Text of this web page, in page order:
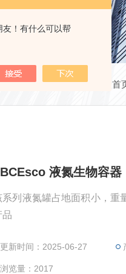
友！有什么可以帮
当前位置： 首
液氮生物容器
系列液氮罐占地面积小，重
品
更新时间：2025-06-27
浏览量：2017